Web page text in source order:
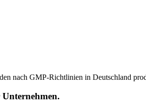
nach GMP-Richtlinien in Deutschland